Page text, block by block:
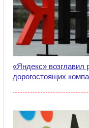
«Яндекс» возглавил
дорогостоящих